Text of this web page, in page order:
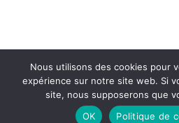
Nous utilisons des cookies pour
expérience sur notre site web. Si
site, nous supposerons que
OK
Politique de